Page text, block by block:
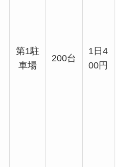
第1駐
車場
200台
1日4
00円